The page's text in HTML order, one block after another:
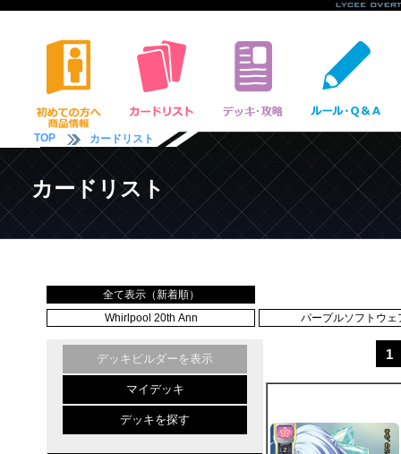
TOP カードリスト
カードリスト
全て表示（新着順）
Whirlpool 20th Ann
パープルソフトウェ
デッキビルダーを表示
マイデッキ
デッキを探す
1